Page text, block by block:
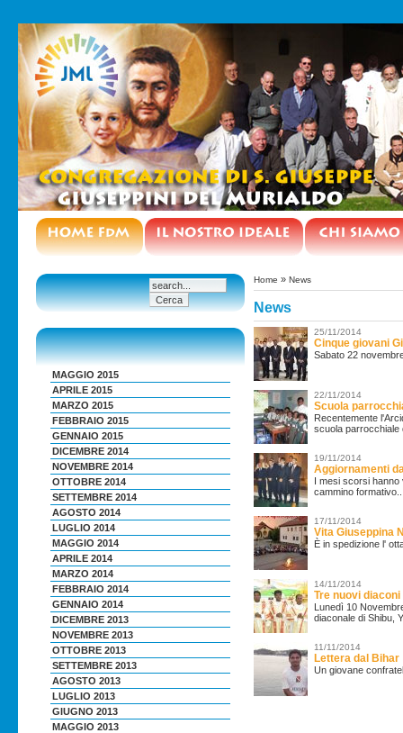
MAGGIO 2015
APRILE 2015
MARZO 2015
FEBBRAIO 2015
GENNAIO 2015
DICEMBRE 2014
NOVEMBRE 2014
OTTOBRE 2014
SETTEMBRE 2014
AGOSTO 2014
LUGLIO 2014
MAGGIO 2014
APRILE 2014
MARZO 2014
FEBBRAIO 2014
GENNAIO 2014
DICEMBRE 2013
NOVEMBRE 2013
OTTOBRE 2013
SETTEMBRE 2013
AGOSTO 2013
LUGLIO 2013
GIUGNO 2013
MAGGIO 2013
Home » News
News
25/11/2014
Cinque giovani
Sabato 22
22/11/2014
Scuola
Recentemente
scuola parrocchiale
19/11/2014
Aggiornamenti
I mesi scorsi hanno
cammino
17/11/2014
Vita Giuseppina
È in spedizione l'
14/11/2014
Tre nuovi diaconi
Lunedì 10
diaconale di Shibu,
11/11/2014
Lettera dal Bihar
Un giovane